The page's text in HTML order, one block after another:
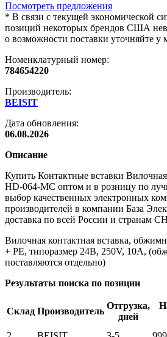
Посмотреть предложения
* В связи с текущей экономической
позиций некоторых брендов США
о возможности поставки уточняйте у
Номенклатурный номер:
784654220
Производитель:
BEISIT
Дата обновления:
06.08.2026
Описание
Купить Контактные вставки Вилочная
HD-064-MC оптом и в розницу по
выбор качественных электронных
производителей в компании База
доставка по всей России и странам
Вилочная контактная вставка,
+ PE, типоразмер 24B, 250V, 10A,
поставляются отдельно)
Результаты поиска по позиции
Склад Производитель
Отгрузка,
дней